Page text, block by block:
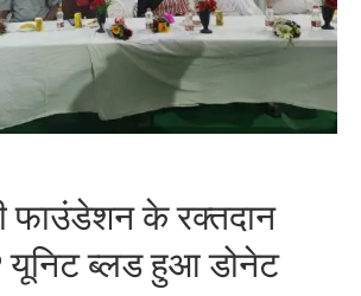
फाउंडेशन के रक्तदान
यूनिट ब्लड हुआ डोनेट